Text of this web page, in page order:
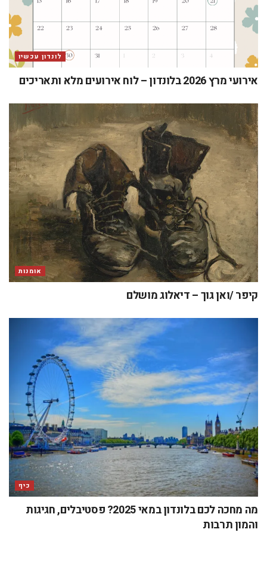
לונדון עכשיו
אירועי מרץ 2026 בלונדון – לוח אירועים מלא ותאריכים
אומנות
קיפר /ואן גוך – דיאלוג מושלם
כיף
מה מחכה לכם בלונדון במאי 2025? פסטיבלים, חגיגות
והמון תרבות